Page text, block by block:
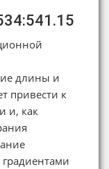
длины и
привести к
и, как